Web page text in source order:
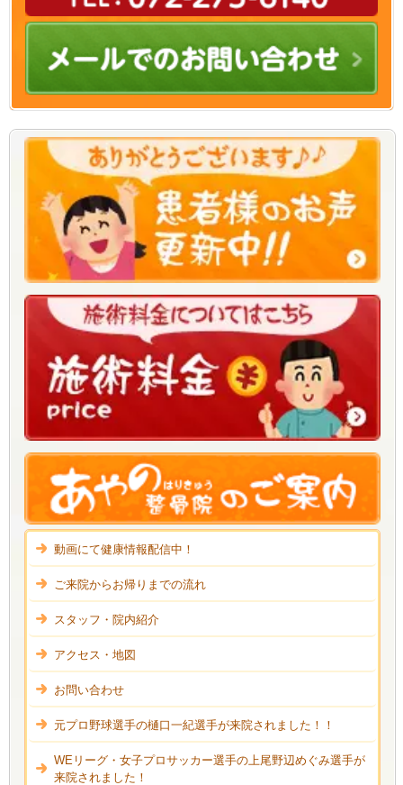
動画にて健康情報配信中！
ご来院からお帰りまでの流れ
スタッフ・院内紹介
アクセス・地図
お問い合わせ
元プロ野球選手の樋口一紀選手が来院されました！！
WEリーグ・女子プロサッカー選手の上尾野辺めぐみ選手が
来院されました！